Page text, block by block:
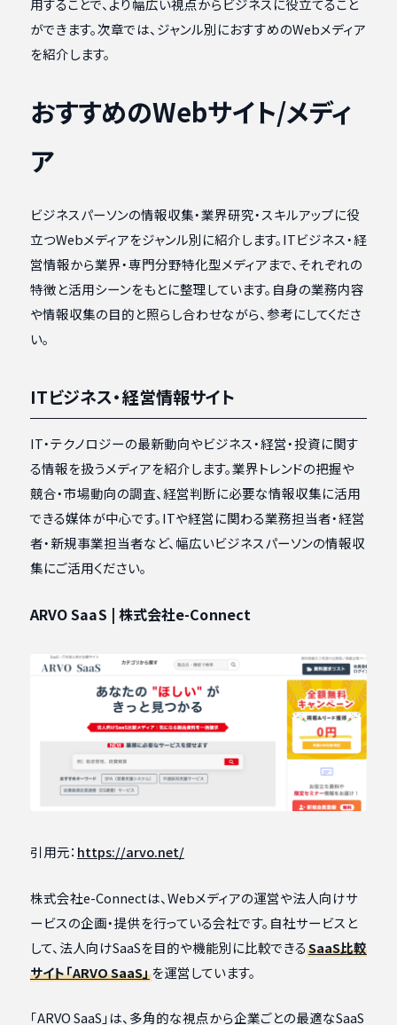
用することで、より幅広い視点からビジネスに役立てること
ができます。次章では、ジャンル別におすすめのWebメディア
を紹介します。
おすすめのWebサイト/メディ
ア
ビジネスパーソンの情報収集・業界研究・スキルアップに役
立つWebメディアをジャンル別に紹介します。ITビジネス・経
営情報から業界・専門分野特化型メディアまで、それぞれの
特徴と活用シーンをもとに整理しています。自身の業務内容
や情報収集の目的と照らし合わせながら、参考にしてくださ
い。
ITビジネス・経営情報サイト
IT・テクノロジーの最新動向やビジネス・経営・投資に関す
る情報を扱うメディアを紹介します。業界トレンドの把握や
競合・市場動向の調査、経営判断に必要な情報収集に活用
できる媒体が中心です。ITや経営に関わる業務担当者・経営
者・新規事業担当者など、幅広いビジネスパーソンの情報収
集にご活用ください。
ARVO SaaS | 株式会社e-Connect
引用元： https://arvo.net/
株式会社e-Connectは、Webメディアの運営や法人向けサ
ービスの企画・提供を行っている会社です。自社サービスと
して、法人向けSaaSを目的や機能別に比較できるSaaS比較
サイト「ARVO SaaS」を運営しています。
「ARVO SaaS」は、多角的な視点から企業ごとの最適なSaaS